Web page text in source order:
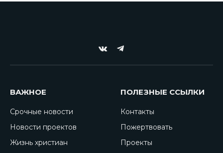
VKontakte
Telegram
ВАЖНОЕ
Срочные новости
Новости проектов
Жизнь христиан
ПОЛЕЗНЫЕ ССЫЛКИ
Контакты
Пожертвовать
Проекты